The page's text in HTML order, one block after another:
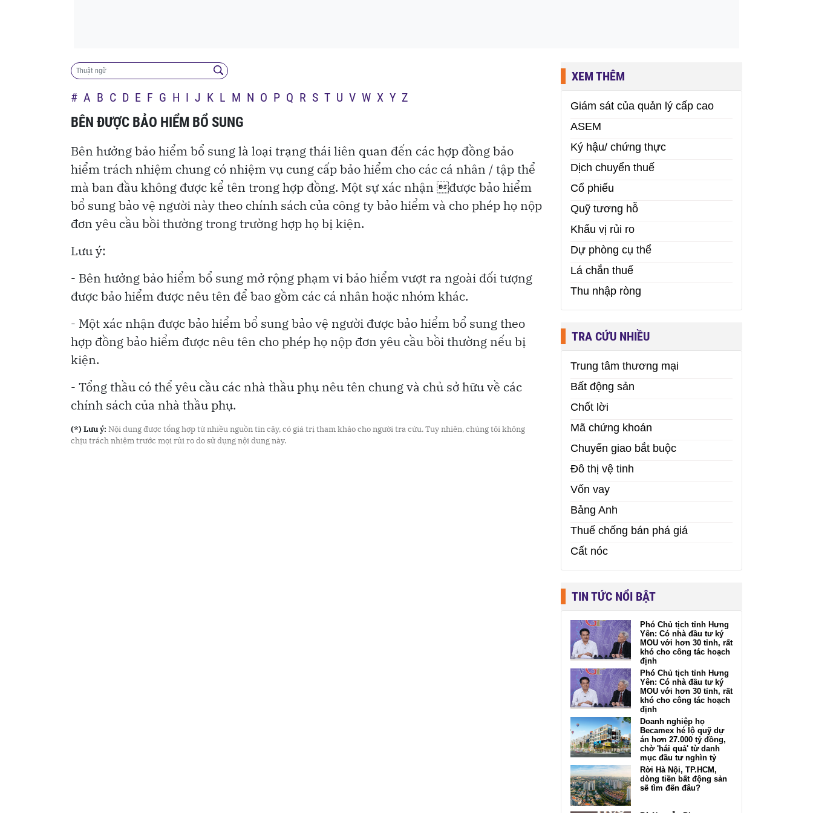
# A B C D E F G H I J K L M N O P Q R S T U V W X Y Z
BÊN ĐƯỢC BẢO HIỂM BỔ SUNG
Bên hưởng bảo hiểm bổ sung là loại trạng thái liên quan đến các hợp đồng bảo
hiểm trách nhiệm chung có nhiệm vụ cung cấp bảo hiểm cho các cá nhân / tập thể
mà ban đầu không được kể tên trong hợp đồng. Một sự xác nhận được bảo hiểm
bổ sung bảo vệ người này theo chính sách của công ty bảo hiểm và cho phép họ nộp
đơn yêu cầu bồi thường trong trường hợp họ bị kiện.
Lưu ý:
- Bên hưởng bảo hiểm bổ sung mở rộng phạm vi bảo hiểm vượt ra ngoài đối tượng
được bảo hiểm được nêu tên để bao gồm các cá nhân hoặc nhóm khác.
- Một xác nhận được bảo hiểm bổ sung bảo vệ người được bảo hiểm bổ sung theo
hợp đồng bảo hiểm được nêu tên cho phép họ nộp đơn yêu cầu bồi thường nếu bị
kiện.
- Tổng thầu có thể yêu cầu các nhà thầu phụ nêu tên chung và chủ sở hữu về các
chính sách của nhà thầu phụ.
(*) Lưu ý: Nội dung được tổng hợp từ nhiều nguồn tin cậy, có giá trị tham khảo cho người tra cứu. Tuy nhiên, chúng tôi không
chịu trách nhiệm trước mọi rủi ro do sử dụng nội dung này.
XEM THÊM
Giám sát của quản lý cấp cao
ASEM
Ký hậu/ chứng thực
Dịch chuyển thuế
Cổ phiếu
Quỹ tương hỗ
Khẩu vị rủi ro
Dự phòng cụ thể
Lá chắn thuế
Thu nhập ròng
TRA CỨU NHIỀU
Trung tâm thương mại
Bất động sản
Chốt lời
Mã chứng khoán
Chuyển giao bắt buộc
Đô thị vệ tinh
Vốn vay
Bảng Anh
Thuế chống bán phá giá
Cất nóc
TIN TỨC NỔI BẬT
Phó Chủ tịch tỉnh Hưng
Yên: Có nhà đầu tư ký
MOU với hơn 30 tỉnh, rất
khó cho công tác hoạch
định
Phó Chủ tịch tỉnh Hưng
Yên: Có nhà đầu tư ký
MOU với hơn 30 tỉnh, rất
khó cho công tác hoạch
định
Doanh nghiệp họ
Becamex hé lộ quỹ dự
án hơn 27.000 tỷ đồng,
chờ 'hái quả' từ danh
mục đầu tư nghìn tỷ
Rời Hà Nội, TP.HCM,
dòng tiền bất động sản
sẽ tìm đến đâu?